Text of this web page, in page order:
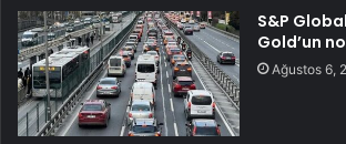
S&P
Gold’un
Ağustos 6,